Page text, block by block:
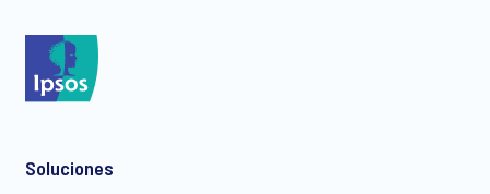
Soluciones